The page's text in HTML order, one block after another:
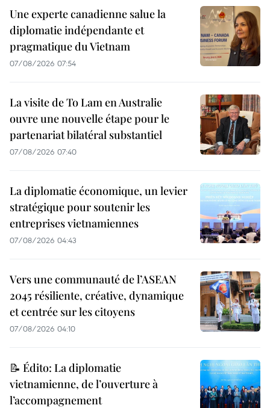
Une experte canadienne salue la
diplomatie indépendante et
pragmatique du Vietnam
07/08/2026 07:54
La visite de To Lam en Australie
ouvre une nouvelle étape pour le
partenariat bilatéral substantiel
07/08/2026 07:40
La diplomatie économique, un levier
stratégique pour soutenir les
entreprises vietnamiennes
07/08/2026 04:43
Vers une communauté de l’ASEAN
2045 résiliente, créative, dynamique
et centrée sur les citoyens
07/08/2026 04:10
📝 Édito: La diplomatie
vietnamienne, de l’ouverture à
l’accompagnement